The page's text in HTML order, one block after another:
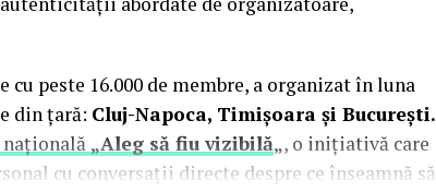
cu peste 16.000 de membre, a organizat în luna
din țară: Cluj-Napoca, Timișoara și București.
națională „Aleg să fiu vizibilă„, o inițiativă care
cu conversații directe despre ce înseamnă să